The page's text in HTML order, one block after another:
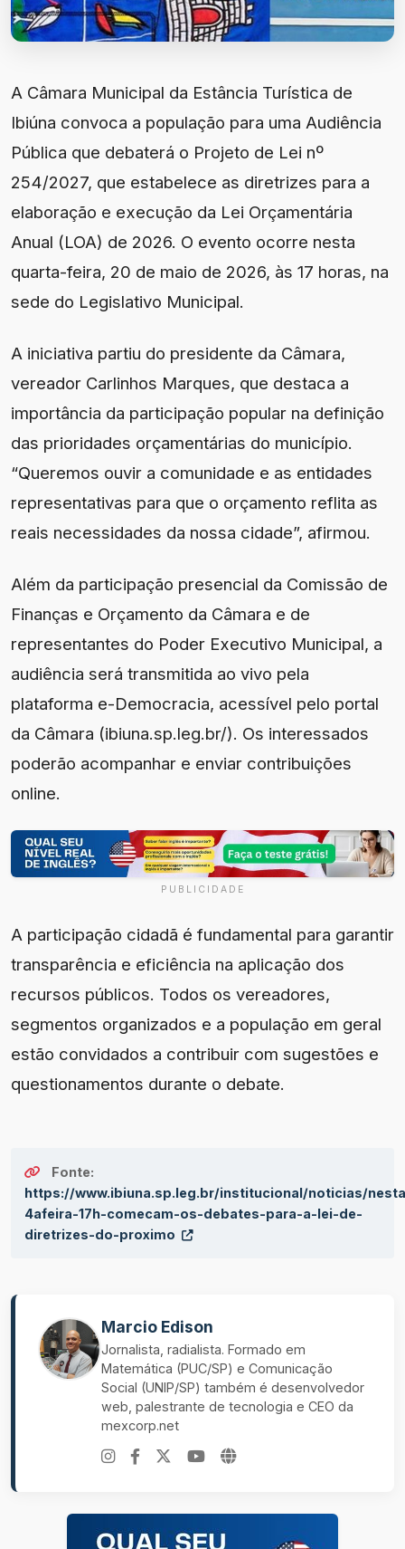
A Câmara Municipal da Estância Turística de
Ibiúna convoca a população para uma Audiência
Pública que debaterá o Projeto de Lei nº
254/2027, que estabelece as diretrizes para a
elaboração e execução da Lei Orçamentária
Anual (LOA) de 2026. O evento ocorre nesta
quarta-feira, 20 de maio de 2026, às 17 horas, na
sede do Legislativo Municipal.
A iniciativa partiu do presidente da Câmara,
vereador Carlinhos Marques, que destaca a
importância da participação popular na definição
das prioridades orçamentárias do município.
“Queremos ouvir a comunidade e as entidades
representativas para que o orçamento reflita as
reais necessidades da nossa cidade”, afirmou.
Além da participação presencial da Comissão de
Finanças e Orçamento da Câmara e de
representantes do Poder Executivo Municipal, a
audiência será transmitida ao vivo pela
plataforma e-Democracia, acessível pelo portal
da Câmara (ibiuna.sp.leg.br/). Os interessados
poderão acompanhar e enviar contribuições
online.
PUBLICIDADE
A participação cidadã é fundamental para garantir
transparência e eficiência na aplicação dos
recursos públicos. Todos os vereadores,
segmentos organizados e a população em geral
estão convidados a contribuir com sugestões e
questionamentos durante o debate.
Fonte:
https://www.ibiuna.sp.leg.br/institucional/noticias/
4afeira-17h-comecam-os-debates-para-a-lei-de-
diretrizes-do-proximo
Marcio Edison
Jornalista, radialista. Formado em
Matemática (PUC/SP) e Comunicação
Social (UNIP/SP) também é desenvolvedor
web, palestrante de tecnologia e CEO da
mexcorp.net